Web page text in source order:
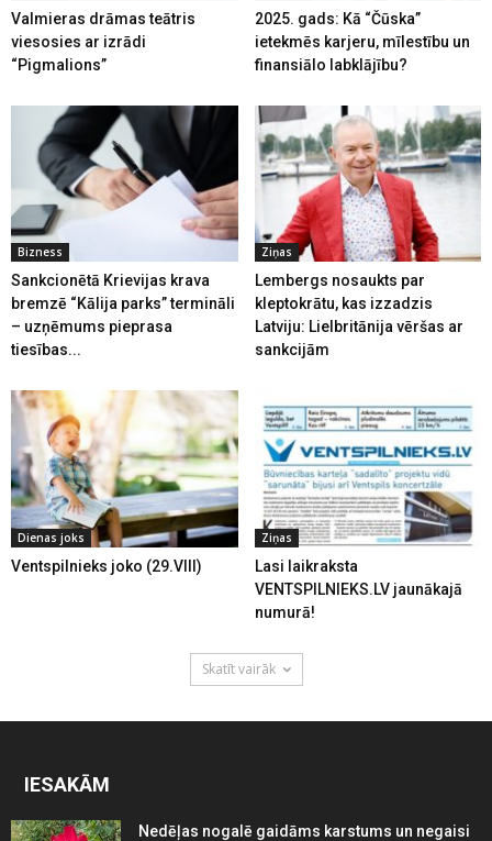
Valmieras drāmas teātris
viesosies ar izrādi
“Pigmalions”
2025. gads: Kā “Čūska”
ietekmēs karjeru, mīlestību un
finansiālo labklājību?
Bizness
Sankcionētā Krievijas krava
bremzē “Kālija parks” termināli
– uzņēmums pieprasa
tiesības...
Ziņas
Lembergs nosaukts par
kleptokrātu, kas izzadzis
Latviju: Lielbritānija vēršas ar
sankcijām
Dienas joks
Ventspilnieks joko (29.VIII)
Ziņas
Lasi laikraksta
VENTSPILNIEKS.LV jaunākajā
numurā!
Skatīt vairāk
IESAKĀM
Nedēļas nogalē gaidāms karstums un negaisi